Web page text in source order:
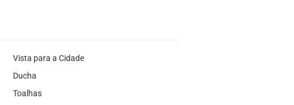
Vista para a Cidade
Ducha
Toalhas